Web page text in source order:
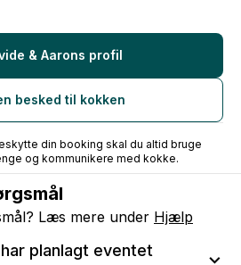
italiensk køkken med et strejf af
ændringer i menuen er vi
veganske og vegetariske
at høre fra dig! Du kan skrive til mig
& Aarons profil
besked til kokken
din booking skal du altid bruge
og kommunikere med kokke.
Læs mere under Hjælp
planlagt eventet